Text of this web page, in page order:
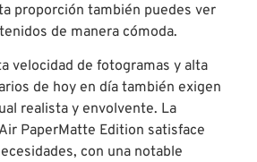
proporción también puedes ver
de manera cómoda.
velocidad de fotogramas y alta
de hoy en día también exigen
realista y envolvente. La
PaperMatte Edition satisface
con una notable